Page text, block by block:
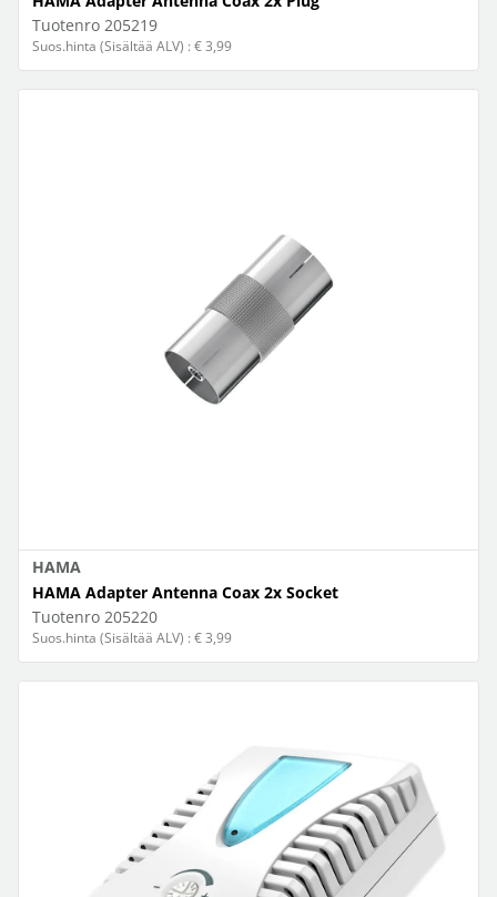
Tuotenro 205219
Suos.hinta (Sisältää ALV) : € 3,99
HAMA
HAMA Adapter Antenna Coax 2x Socket
Tuotenro 205220
Suos.hinta (Sisältää ALV) : € 3,99